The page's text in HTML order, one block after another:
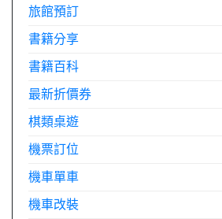
旅館預訂
書籍分享
書籍百科
最新折價券
棋類桌遊
機票訂位
機車單車
機車改裝